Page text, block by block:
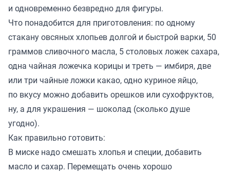
и одновременно безвредно для фигуры.
Что понадобится для приготовления: по одному
стакану овсяных хлопьев долгой и быстрой варки, 50
граммов сливочного масла, 5 столовых ложек сахара,
одна чайная ложечка корицы и треть — имбиря, две
или три чайные ложки какао, одно куриное яйцо,
по вкусу можно добавить орешков или сухофруктов,
ну, а для украшения — шоколад (сколько душе
угодно).
Как правильно готовить:
В миске надо смешать хлопья и специи, добавить
масло и сахар. Перемещать очень хорошо